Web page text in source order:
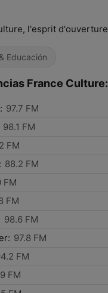
l'esprit d'ouverture
Educación
France Culture:
97.7 FM
98.1 FM
FM
88.2 FM
FM
FM
98.6 FM
97.8 FM
FM
FM